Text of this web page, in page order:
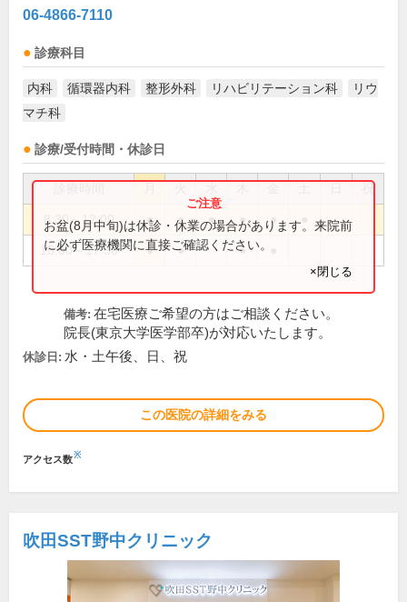
06-4866-7110
診療科目
内科 循環器内科 整形外科 リハビリテーション科
リウ
マチ科
診療/受付時間・休診日
祝
8:30～12:00 ● ● ● ● ●
15:00～17:30 ● ● ●
お盆(8月中旬)は休診・休業の場合があります。来院前
に必ず医療機関に直接ご確認ください。
×閉じる
備考: 在宅医療ご希望の方はご相談ください。
院長(東京大学医学部卒)が対応いたします。
休診日: 水・土午後、日、祝
この医院の詳細をみる
アクセス数※
吹田SST野中クリニック